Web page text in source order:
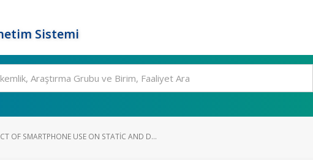
Sistemi
OF SMARTPHONE USE ON STATIC AND D...